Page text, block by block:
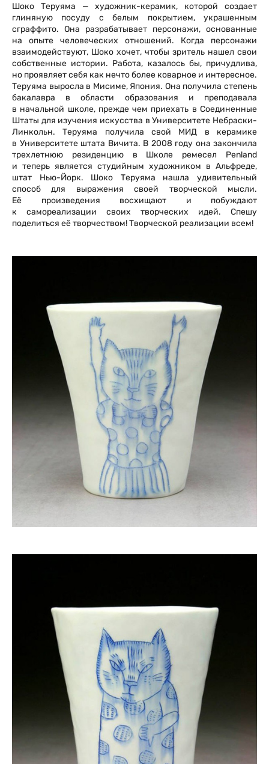
Шоко Теруяма — художник-керамик, которой создает
глиняную посуду с белым покрытием, украшенным
сграффито. Она разрабатывает персонажи, основанные
на опыте человеческих отношений. Когда персонажи
взаимодействуют, Шоко хочет, чтобы зритель нашел свои
собственные истории. Работа, казалось бы, причудлива,
но проявляет себя как нечто более коварное и интересное.
Теруяма выросла в Мисиме, Япония. Она получила степень
бакалавра в области образования и преподавала
в начальной школе, прежде чем приехать в Соединенные
Штаты для изучения искусства в Университете Небраски-
Линкольн. Теруяма получила свой МИД в керамике
в Университете штата Вичита. В 2008 году она закончила
трехлетнюю резиденцию в Школе ремесел Penland
и теперь является студийным художником в Альфреде,
штат Нью-Йорк. Шоко Теруяма нашла удивительный
способ для выражения своей творческой мысли.
Её произведения восхищают и побуждают
к самореализации своих творческих идей. Спешу
поделиться её творчеством! Творческой реализации всем!